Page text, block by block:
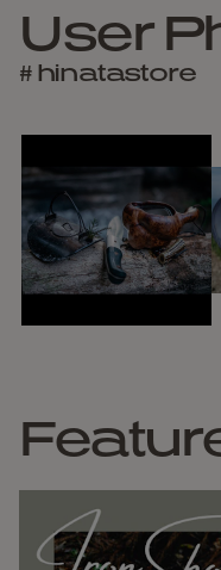
ず、
ケトル自体を120度まで
形にぐるりとフル溶接
アールになっており、
User
# hinatastore